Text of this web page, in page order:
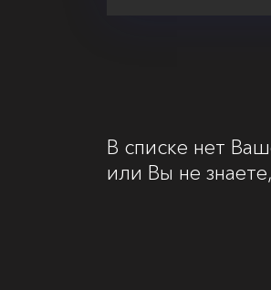
В списке нет
или Вы не